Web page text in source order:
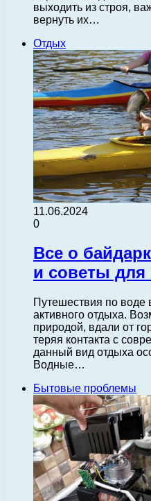
выходить из строя,
вернуть их…
Отдых
11.06.2024
0
Все о
и советы
Путешествия по воде
активного отдыха.
природой, вдали от
теряя контакта с
данный вид отдыха
Водные…
Бытовые проблемы